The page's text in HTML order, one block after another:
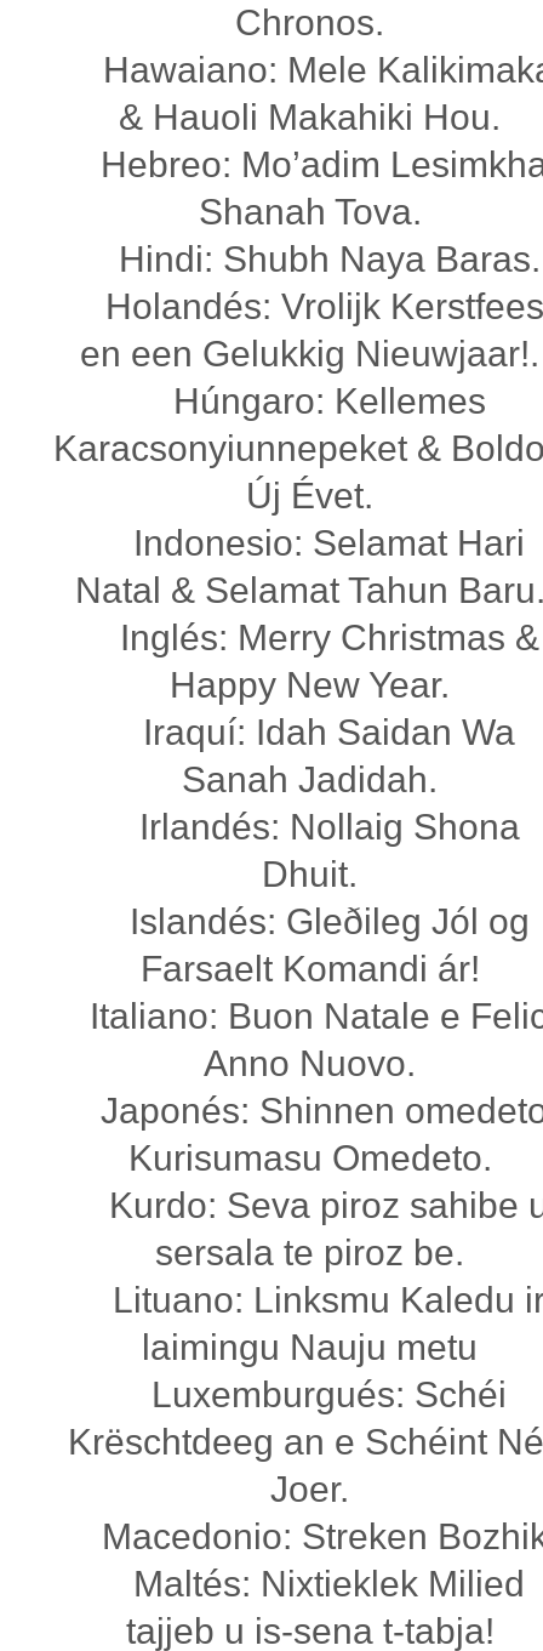
Chronos.
Hawaiano: Mele
& Hauoli Makahiki Hou.
Hebreo: Mo’adim
Shanah Tova.
Hindi: Shubh Naya Baras.
Holandés: Vrolijk
en een Gelukkig Nieuwjaar!.
Húngaro: Kellemes
Karacsonyiunnepeket &
Új Évet.
Indonesio: Selamat Hari
Natal & Selamat Tahun
Inglés: Merry Christmas &
Happy New Year.
Iraquí: Idah Saidan Wa
Sanah Jadidah.
Irlandés: Nollaig Shona
Dhuit.
Islandés: Gleðileg Jól og
Farsaelt Komandi ár!
Italiano: Buon Natale e
Anno Nuovo.
Japonés: Shinnen
Kurisumasu Omedeto.
Kurdo: Seva piroz sahibe
sersala te piroz be.
Lituano: Linksmu Kaledu
laimingu Nauju metu
Luxemburgués: Schéi
Krëschtdeeg an e Schéint
Joer.
Macedonio: Streken
Maltés: Nixtieklek Milied
tajjeb u is-sena t-tabja!